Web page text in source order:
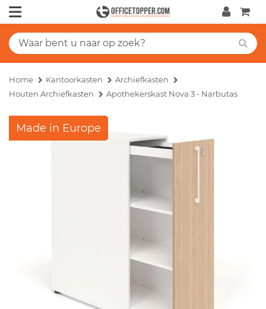
Home Kantoorkasten
Archiefkasten
Houten Archiefkasten
Apothekerskast Nova 3 - Narbutas
Made in Europe